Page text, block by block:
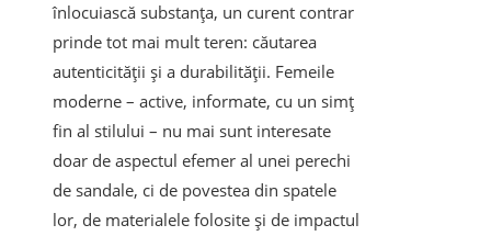
înlocuiască substanța, un curent contrar
prinde tot mai mult teren: căutarea
autenticității și a durabilității. Femeile
moderne – active, informate, cu un simț
fin al stilului – nu mai sunt interesate
doar de aspectul efemer al unei perechi
de sandale, ci de povestea din spatele
lor, de materialele folosite și de impactul